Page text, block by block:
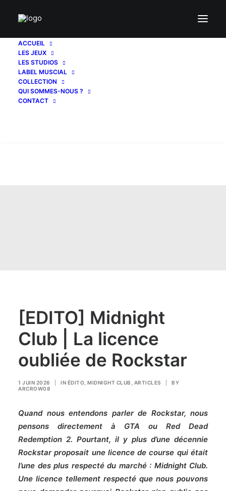
ACCUEIL
LES JEUX
LES STUDIOS
LABEL MUSCIAL
COLLECTION
QUI SOMMES-NOUS ?
CONTACT
[EDITO] Midnight
Club | La licence
oubliée de Rockstar
1 JUIN 2026 IN ÉDITO MIDNIGHT CLUB ARTICLES
BY
ARCROW08
Quand nous entendons parler de Rockstar, nous
pensons directement à GTA ou Red Dead
Redemption 2. Pourtant, il y plus d’une décennie
Rockstar proposait une licence de course qui était
l’une des plus respecté du marché : Midnight Club.
Une licence tellement respecté que nous pouvons